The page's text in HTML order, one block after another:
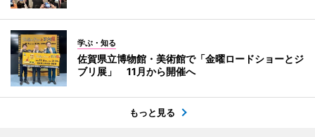
学ぶ・知る
佐賀県立博物館・美術館で「金曜ロードショーとジ
ブリ展」 11月から開催へ
もっと見る